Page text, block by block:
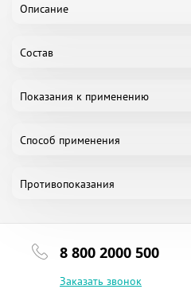
Описание
Состав
Показания к применению
Способ применения
Противопоказания
8 800 2000 500
Заказать звонок